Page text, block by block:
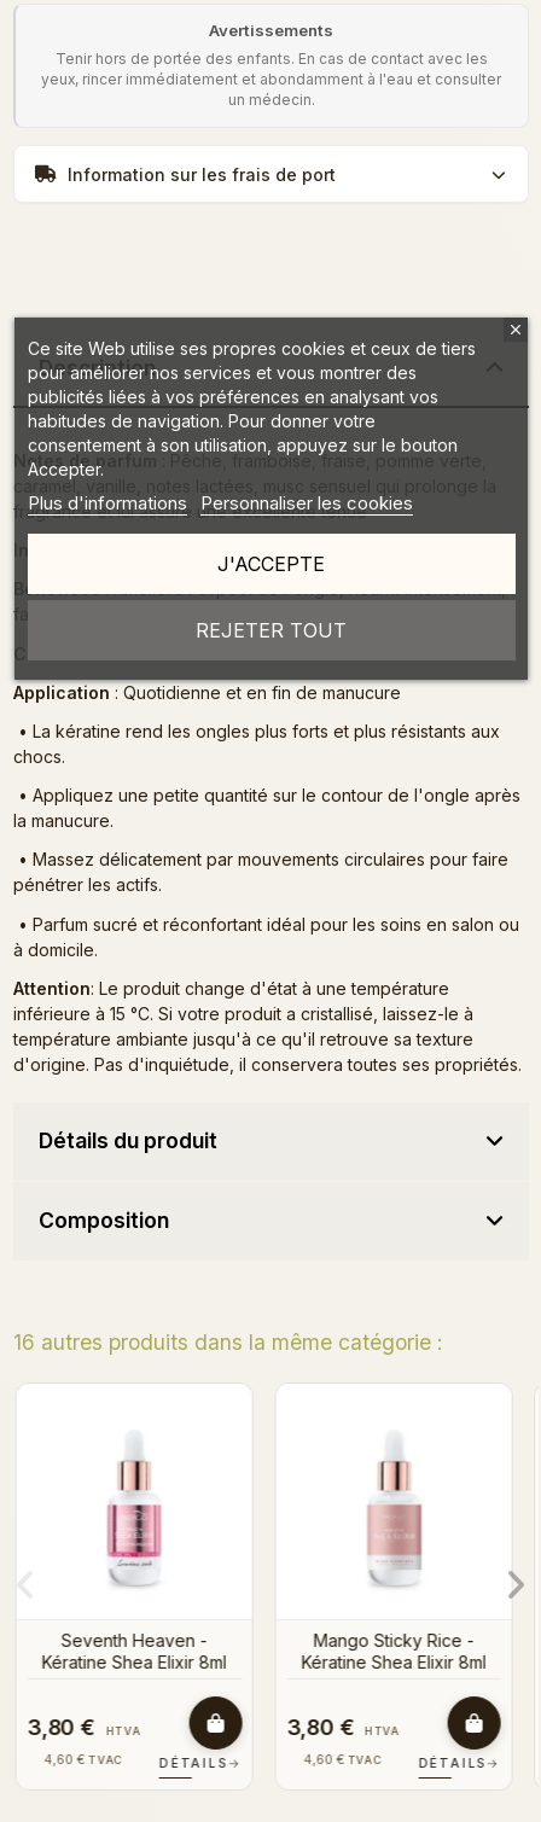
Avertissements
Tenir hors de portée des enfants. En cas de contact avec les
yeux, rincer immédiatement et abondamment à l'eau et consulter
un médecin.
Information sur les frais de port
Description
Notes de parfum
: Pêche, framboise, fraise, pomme verte,
caramel, vanille, notes lactées, musc sensuel qui prolonge la
fragrance et lui assure une excellente tenue
Bénéfices: Améliore l'aspect de l'ongle, nourrit intensément,
favorise la repousse
Application : Quotidienne et en fin de manucure
• La kératine rend les ongles plus forts et plus résistants aux
chocs.
• Appliquez une petite quantité sur le contour de l'ongle après
la manucure.
• Massez délicatement par mouvements circulaires pour faire
pénétrer les actifs.
• Parfum sucré et réconfortant idéal pour les soins en salon ou
à domicile.
Attention: Le produit change d'état à une température
inférieure à 15 °C. Si votre produit a cristallisé, laissez-le à
température ambiante jusqu'à ce qu'il retrouve sa texture
d'origine. Pas d'inquiétude, il conservera toutes ses propriétés.
Détails du produit
Composition
16 autres produits dans la même catégorie :
3,80 €
4,60 € TVAC DÉTAILS
3,80 €
4,60 € TVAC DÉTAILS
Ce site Web utilise ses propres cookies et ceux de tiers
pour améliorer nos services et vous montrer des
publicités liées à vos préférences en analysant vos
habitudes de navigation. Pour donner votre
consentement à son utilisation, appuyez sur le bouton
Accepter.
Plus d'informations Personnaliser les cookies
REJETER TOUT
J'ACCEPTE